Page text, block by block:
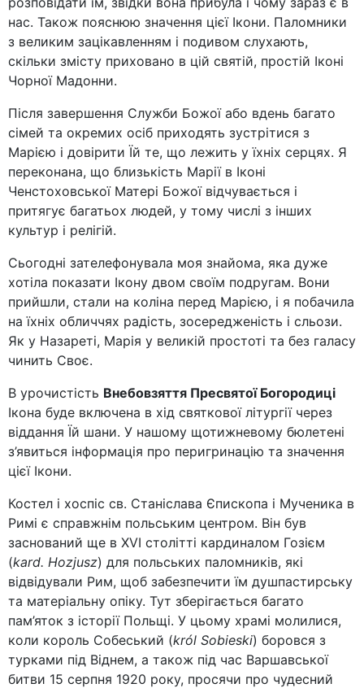
нас. Також пояснюю значення цієї Ікони. Паломники
з великим зацікавленням і подивом слухають,
скільки змісту приховано в цій святій, простій Іконі
Чорної Мадонни.
Після завершення Служби Божої або вдень багато
сімей та окремих осіб приходять зустрітися з
Марією і довірити Їй те, що лежить у їхніх серцях. Я
переконана, що близькість Марії в Іконі
Ченстоховської Матері Божої відчувається і
притягує багатьох людей, у тому числі з інших
культур і релігій.
Сьогодні зателефонувала моя знайома, яка дуже
хотіла показати Ікону двом своїм подругам. Вони
прийшли, стали на коліна перед Марією, і я побачила
на їхніх обличчях радість, зосередженість і сльози.
Як у Назареті, Марія у великій простоті та без галасу
чинить Своє.
В урочистість Внебовзяття Пресвятої Богородиці
Ікона буде включена в хід святкової літургії через
віддання Їй шани. У нашому щотижневому бюлетені
з’явиться інформація про перигринацію та значення
цієї Ікони.
Костел і хоспіс св. Станіслава Єпископа і Мученика в
Римі є справжнім польським центром. Він був
заснований ще в XVI столітті кардиналом Гозієм
(kard. Hozjusz) для польських паломників, які
відвідували Рим, щоб забезпечити їм душпастирську
та матеріальну опіку. Тут зберігається багато
пам’яток з історії Польщі. У цьому храмі молилися,
коли король Собеський (król Sobieski) боровся з
турками під Віднем, а також під час Варшавської
битви 15 серпня 1920 року, просячи про чудесний